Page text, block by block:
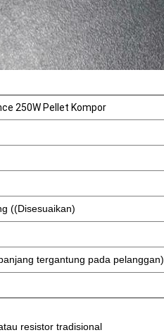
250W Pellet Kompor
((Disesuaikan)
tergantung pada pelanggan)
resistor tradisional